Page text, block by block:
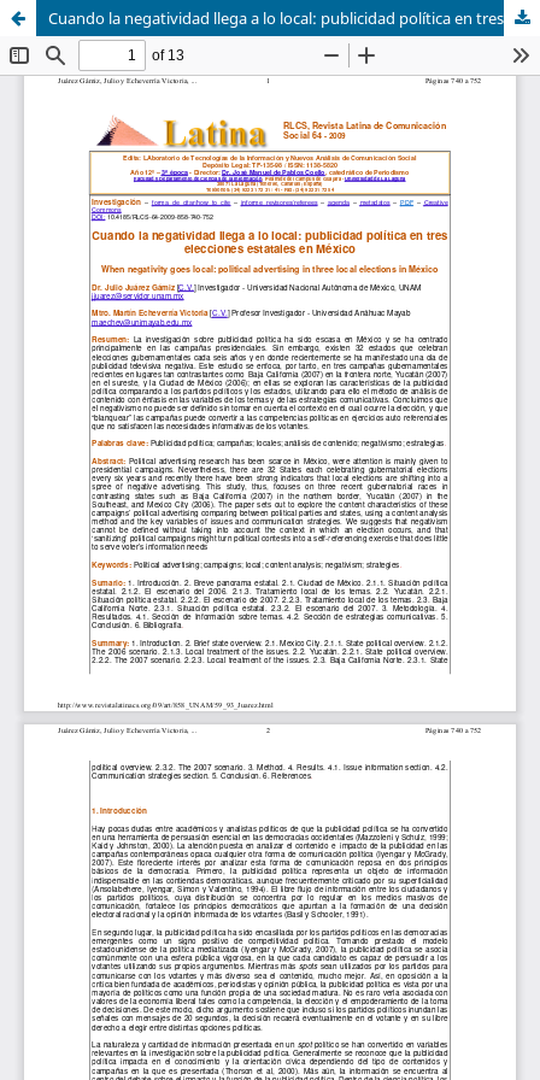
Cuando la negatividad llega a lo local: publicidad política en tres elecciones estatales en México